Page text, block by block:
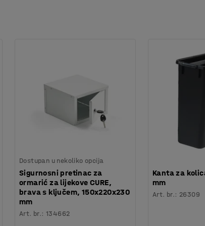
Dostupan u nekoliko opcija
Sigurnosni pretinac za
ormarić za lijekove CURE,
brava s ključem, 150x220x230
mm
Art. br.:134662
Kanta za
mm
Art. br.: 26309